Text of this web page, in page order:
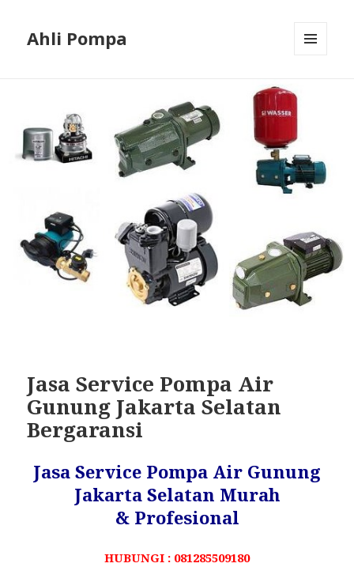
Ahli Pompa
Jasa Service Pompa Air
Gunung Jakarta Selatan
Bergaransi
Jasa Service Pompa Air Gunung
Jakarta Selatan Murah
& Profesional
HUBUNGI : 081285509180